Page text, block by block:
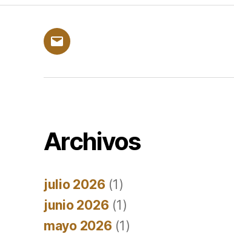
Correo
Archivos
julio 2026 (1)
junio 2026 (1)
mayo 2026 (1)